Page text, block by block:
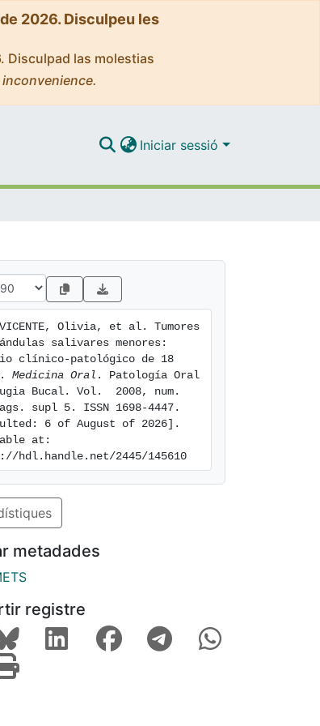
2026. Disculpeu les
Disculpad las molestias
Iniciar sessió
VICENTE, Olivia, et al. Tumores
salivares menores:
clínico-patológico de 18
Medicina Oral . Patología Oral
Bucal. Vol.  2008, num.
supl 5. ISSN 1698-4447.
6 of August of 2026].
at:
hdl.handle.net/2445/145610
metadades
registre